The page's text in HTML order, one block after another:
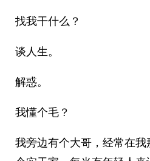
找我干什么？
谈人生。
解惑。
我懂个毛？
我旁边有个大哥，经常在